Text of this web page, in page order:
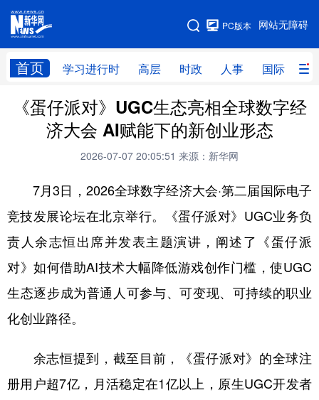
网站无障碍
PC版本
首页 学习进行时 高层 时政 人事 国际 财
网站地图
学习进行时 高层 时政 人事
国际 财经 网评 港澳
科技 科创 量子 体育
书画 健康
法律 中央文件 金融 汽车
食品
《蛋仔派对》UGC生态亮相全球数字经
济大会 AI赋能下的新创业形态
2026-07-07 20:05:51 来源：新华网
7月3日，2026全球数字经济大会·第二届国际电子
竞技发展论坛在北京举行。《蛋仔派对》UGC业务负
责人余志恒出席并发表主题演讲，阐述了《蛋仔派
对》如何借助AI技术大幅降低游戏创作门槛，使UGC
生态逐步成为普通人可参与、可变现、可持续的职业
化创业路径。
余志恒提到，截至目前，《蛋仔派对》的全球注
册用户超7亿，月活稳定在1亿以上，原生UGC开发者